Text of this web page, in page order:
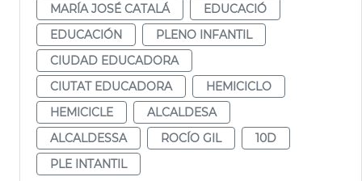
MARÍA JOSÉ CATALÁ
EDUCACIÓ
EDUCACIÓN
PLENO INFANTIL
CIUDAD EDUCADORA
CIUTAT EDUCADORA
HEMICICLO
HEMICICLE
ALCALDESA
ALCALDESSA
ROCÍO GIL
10D
PLE INTANTIL